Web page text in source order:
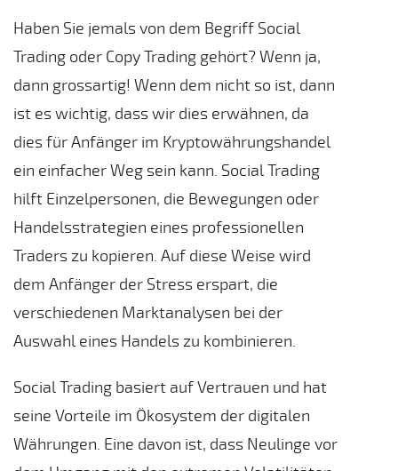
Haben Sie jemals von dem Begriff Social
Trading oder Copy Trading gehört? Wenn ja,
dann grossartig! Wenn dem nicht so ist, dann
ist es wichtig, dass wir dies erwähnen, da
dies für Anfänger im Kryptowährungshandel
ein einfacher Weg sein kann. Social Trading
hilft Einzelpersonen, die Bewegungen oder
Handelsstrategien eines professionellen
Traders zu kopieren. Auf diese Weise wird
dem Anfänger der Stress erspart, die
verschiedenen Marktanalysen bei der
Auswahl eines Handels zu kombinieren.
Social Trading basiert auf Vertrauen und hat
seine Vorteile im Ökosystem der digitalen
Währungen. Eine davon ist, dass Neulinge vor